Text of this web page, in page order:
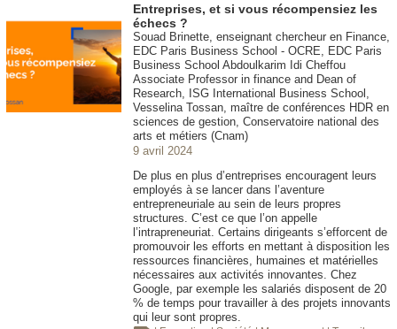
Entreprises, et si vous récompensiez les
échecs ?
Souad Brinette, enseignant chercheur en Finance,
EDC Paris Business School - OCRE, EDC Paris
Business School Abdoulkarim Idi Cheffou
Associate Professor in finance and Dean of
Research, ISG International Business School,
Vesselina Tossan, maître de conférences HDR en
sciences de gestion, Conservatoire national des
arts et métiers (Cnam)
9 avril 2024
De plus en plus d’entreprises encouragent leurs
employés à se lancer dans l’aventure
entrepreneuriale au sein de leurs propres
structures. C’est ce que l’on appelle
l’intrapreneuriat. Certains dirigeants s’efforcent de
promouvoir les efforts en mettant à disposition les
ressources financières, humaines et matérielles
nécessaires aux activités innovantes. Chez
Google, par exemple les salariés disposent de 20
% de temps pour travailler à des projets innovants
qui leur sont propres.